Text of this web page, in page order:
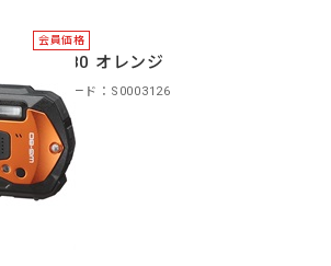
会員価格
WG-80 オレンジ
商品コード：S0003126